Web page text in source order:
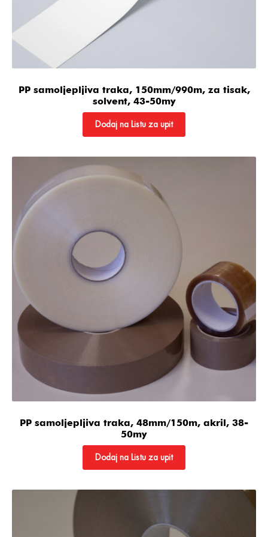
PP samoljepljiva traka, 150mm/990m, za tisak,
solvent, 43-50my
Dodaj na Listu za upit
PP samoljepljiva traka, 48mm/150m, akril, 38-
50my
Dodaj na Listu za upit